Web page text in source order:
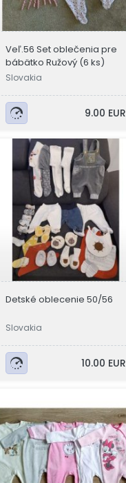
Veľ.56 Set oblečenia pre
bábätko Ružový (6 ks)
Slovakia
9.00 EUR
Detské oblecenie 50/56
Slovakia
10.00 EUR